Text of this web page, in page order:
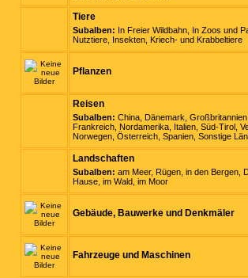
Tiere
Subalben: In Freier Wildbahn In Zoos und
Nutztiere Insekten, Kriech- und Krabbeltiere
Pflanzen
Reisen
Subalben: China Dänemark
Frankreich Nordamerika Italien Süd-Tirol
Norwegen Österreich Spanien Sonstige
Landschaften
Subalben: am Meer, Rügen in den Bergen
Hause im Wald im Moor
Gebäude, Bauwerke und Denkmäler
Fahrzeuge und Maschinen